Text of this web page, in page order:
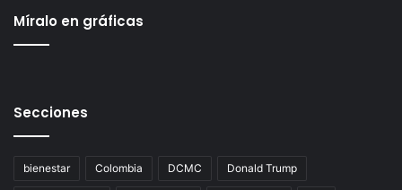
Míralo en gráficas
Secciones
bienestar Colombia DCMC Donald Trump